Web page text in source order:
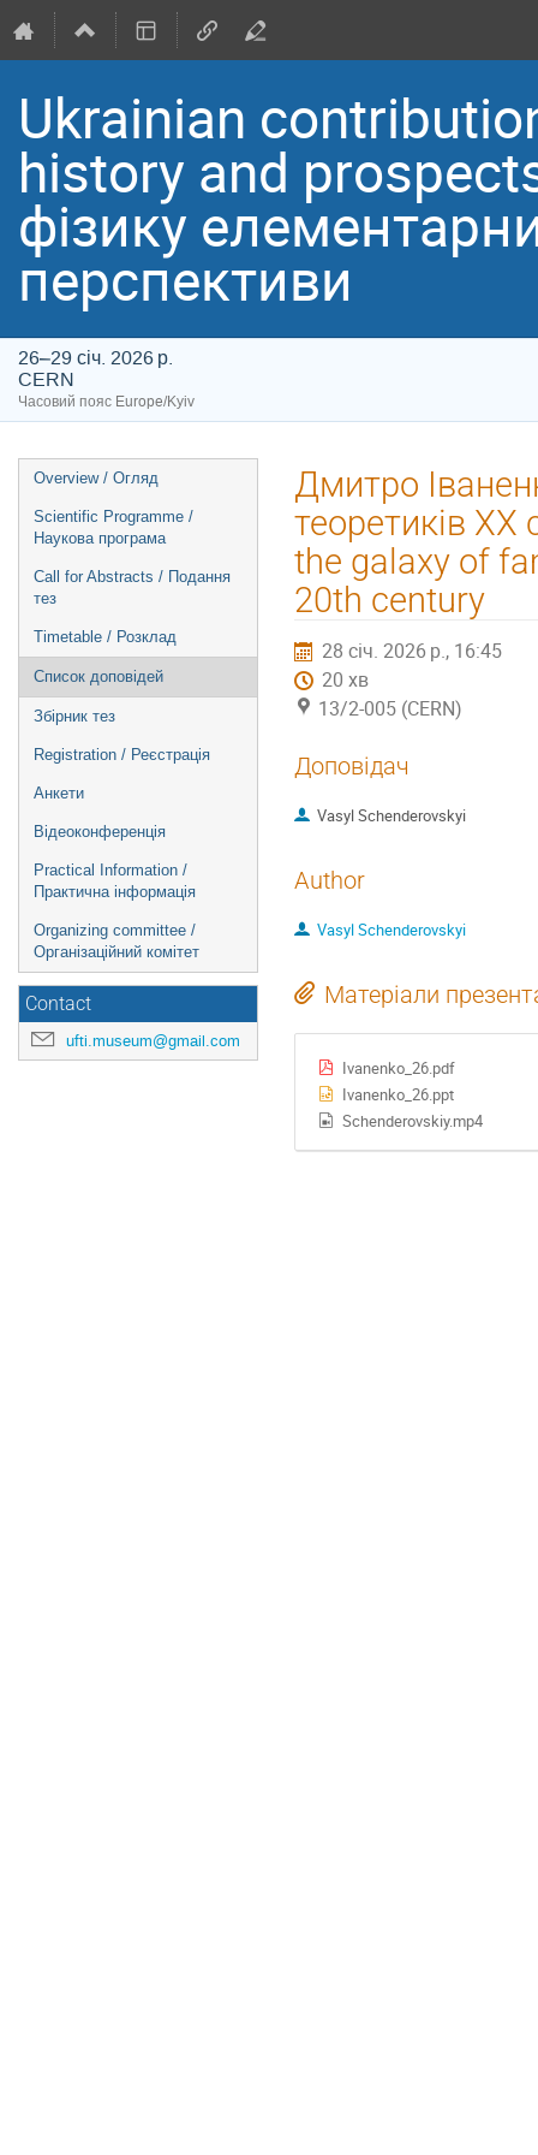
Ukrainian
history and
фізику
перспективи
26–29 січ. 2026 р.
CERN
Часовий пояс Europe/Kyiv
Event
menu
Overview / Огляд
Scientific Programme /
Наукова програма
Call for Abstracts / Подання
тез
Timetable / Розклад
Список доповідей
Збірник тез
Registration / Реєстрація
Анкети
Відеоконференція
Practical Information /
Практична інформація
Organizing committee /
Організаційний комітет
Contact
ufti.museum@gmail.com
Дмитро
теоретиків ХХ
the galaxy of
20th century
28 січ. 2026 р., 16:45
20 хв
13/2-005 (CERN)
Доповідач
Vasyl Schenderovskyi
Author
Vasyl Schenderovskyi
Матеріали
Ivanenko_26.pdf
Ivanenko_26.ppt
Schenderovskiy.mp4